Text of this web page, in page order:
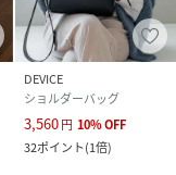
DEVICE
ショルダーバッグ
3,560円 10%OFF
32ポイント(1倍)